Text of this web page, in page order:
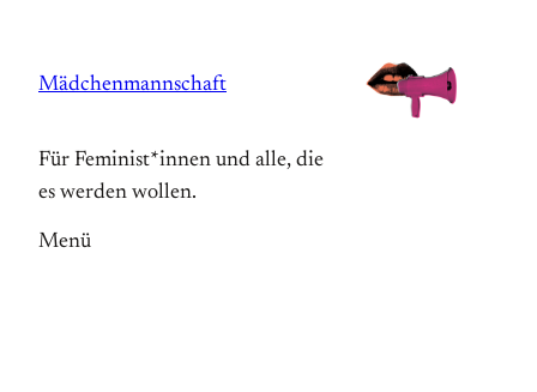
springen
Mädchenmannschaft
Für Feminist*innen und alle, die
es werden wollen.
Menü